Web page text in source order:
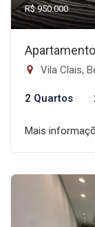
R$ 950.000
Vila Clais,
2 Quartos
Mais